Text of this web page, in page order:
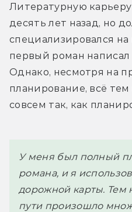
Литературную
десять лет назад, но
специализировался
первый роман написал
Однако, несмотря на
планирование, всё
совсем так, как
У меня был полный
романа, и я
дорожной карты. Тем
пути произошло